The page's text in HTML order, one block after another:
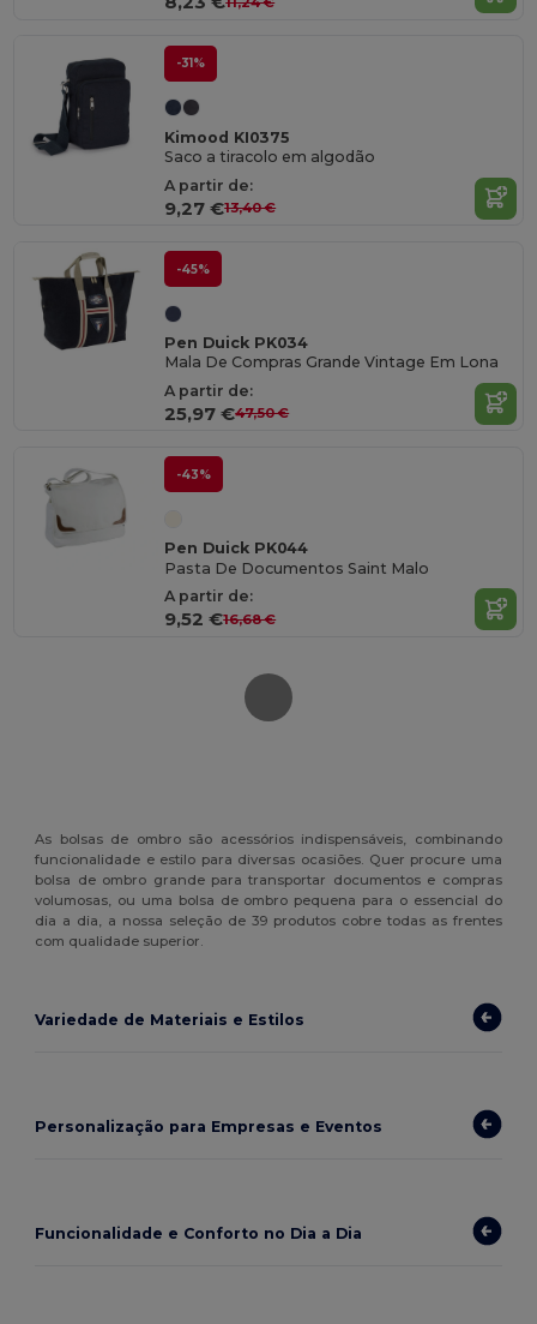
-31%
Kimood KI0375
Saco a tiracolo em algodão
A partir de:
9,27 €13,40 €
-45%
Pen Duick PK034
Mala De Compras Grande Vintage Em Lona
A partir de:
25,97 €47,50 €
-43%
Pen Duick PK044
Pasta De Documentos Saint Malo
A partir de:
9,52 €16,68 €
As bolsas de ombro são acessórios indispensáveis, combinando
funcionalidade e estilo para diversas ocasiões. Quer procure uma
bolsa de ombro grande para transportar documentos e compras
volumosas, ou uma bolsa de ombro pequena para o essencial do
dia a dia, a nossa seleção de 39 produtos cobre todas as frentes
com qualidade superior.
Variedade de Materiais e Estilos
Personalização para Empresas e Eventos
Funcionalidade e Conforto no Dia a Dia